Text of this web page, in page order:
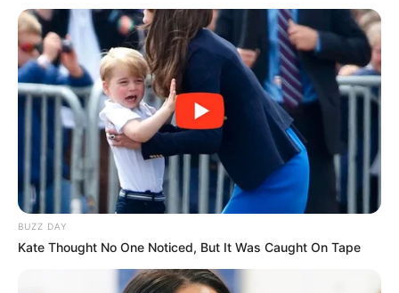
BUZZ DAY
Kate Thought No One Noticed, But It Was Caught On Tape